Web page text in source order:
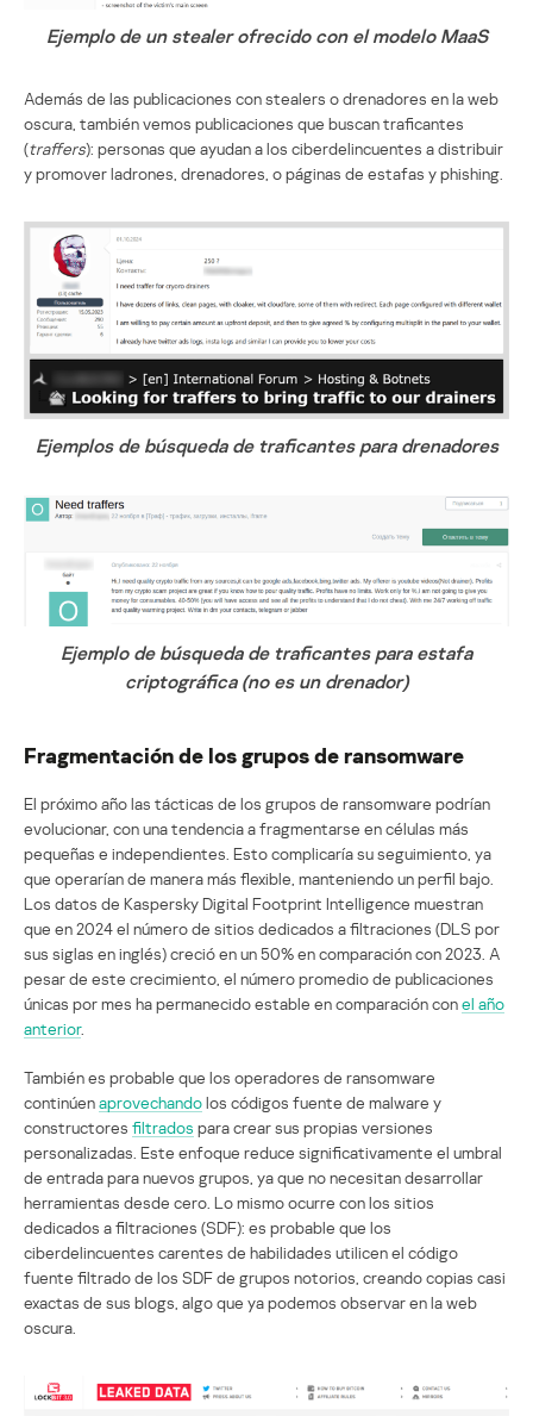
Ejemplo de un stealer ofrecido con el modelo MaaS
Además de las publicaciones con stealers o drenadores en la web
oscura, también vemos publicaciones que buscan traficantes
(traffers): personas que ayudan a los ciberdelincuentes a distribuir
y promover ladrones, drenadores, o páginas de estafas y phishing.
Ejemplos de búsqueda de traficantes para drenadores
Ejemplo de búsqueda de traficantes para estafa
criptográfica (no es un drenador)
Fragmentación de los grupos de ransomware
El próximo año las tácticas de los grupos de ransomware podrían
evolucionar, con una tendencia a fragmentarse en células más
pequeñas e independientes. Esto complicaría su seguimiento, ya
que operarían de manera más flexible, manteniendo un perfil bajo.
Los datos de Kaspersky Digital Footprint Intelligence muestran
que en 2024 el número de sitios dedicados a filtraciones (DLS por
sus siglas en inglés) creció en un 50% en comparación con 2023. A
pesar de este crecimiento, el número promedio de publicaciones
únicas por mes ha permanecido estable en comparación conel año
anterior.
También es probable que los operadores de ransomware
continúenaprovechandolos códigos fuente de malware y
constructores filtrados para crear sus propias versiones
personalizadas. Este enfoque reduce significativamente el umbral
de entrada para nuevos grupos, ya que no necesitan desarrollar
herramientas desde cero. Lo mismo ocurre con los sitios
dedicados a filtraciones (SDF): es probable que los
ciberdelincuentes carentes de habilidades utilicen el código
fuente filtrado de los SDF de grupos notorios, creando copias casi
exactas de sus blogs, algo que ya podemos observar en la web
oscura.